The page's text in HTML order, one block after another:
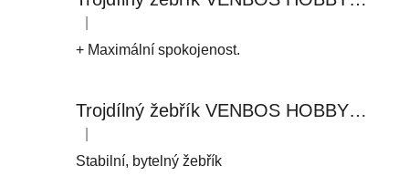
Hodnocení produktu je 5 z 5 hvězdiček.
+ Maximální spokojenost.
Trojdílný žebřík VENBOS HOBBY 4411 3x11
Hodnocení produktu je 5 z 5 hvězdiček.
Stabilní, bytelný žebřík